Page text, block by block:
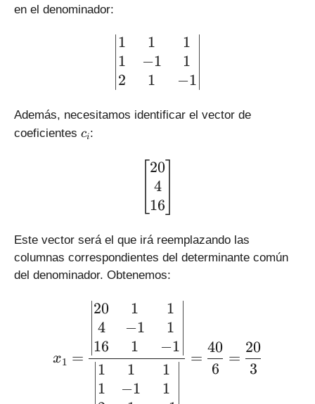
en el denominador:
\large\displaystyle
1
1
2
1
−1
1
1
1
−1
Además, necesitamos identificar el vector de
coeficientes c
ci:
\large\displaystyle
20
4
16
Este vector será el que irá reemplazando las
columnas correspondientes del determinante común
del denominador. Obtenemos:
\large\displaystyle
x1 =
1
1
1
−1
1
1
20
4
16
1
−1
1
1
1
−1
=
6
40
=
3
20